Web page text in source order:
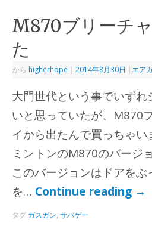
M870ブリーチ
た
から higherhope | 2014年8月30日 |エア
大門世代という事でいずれ
いと思っていたが、M870
イから出たんで買っちゃ
ミントンのM870のバージ
このバージョンはドアを
を… Continue reading →
タグ ガスガン,サバゲー